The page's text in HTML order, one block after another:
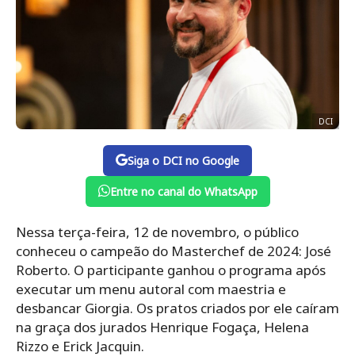
DCI
Siga o DCI no Google
Entre no canal do WhatsApp
Nessa terça-feira, 12 de novembro, o público
conheceu o campeão do Masterchef de 2024: José
Roberto. O participante ganhou o programa após
executar um menu autoral com maestria e
desbancar Giorgia. Os pratos criados por ele caíram
na graça dos jurados Henrique Fogaça, Helena
Rizzo e Erick Jacquin.